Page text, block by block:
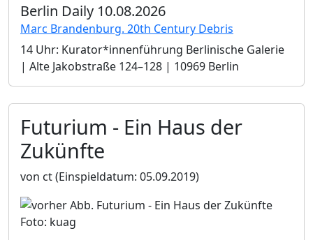
Berlin Daily 10.08.2026
Marc Brandenburg. 20th Century Debris
14 Uhr: Kurator*innenführung Berlinische Galerie
| Alte Jakobstraße 124–128 | 10969 Berlin
Futurium - Ein Haus der
Zukünfte
von ct(Einspieldatum: 05.09.2019)
Foto: kuag